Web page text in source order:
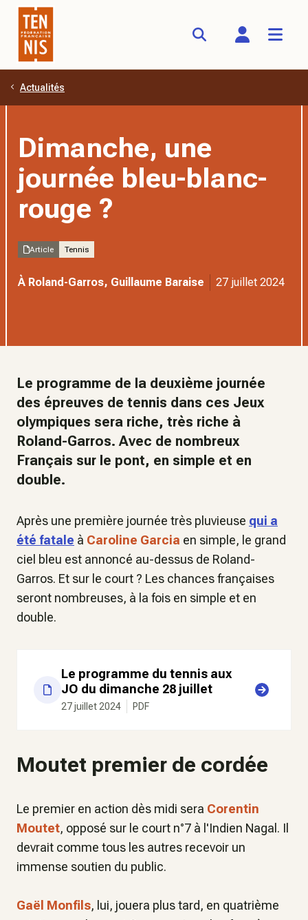
Aller au contenu principal
Actualités
Dimanche, une
journée bleu-blanc-
rouge ?
Article Tennis
À Roland-Garros, Guillaume Baraise 27 juillet 2024
Le programme de la deuxième journée
des épreuves de tennis dans ces Jeux
olympiques sera riche, très riche à
Roland-Garros. Avec de nombreux
Français sur le pont, en simple et en
double.
Après une première journée très pluvieuse qui a
été fatale à Caroline Garcia en simple, le grand
ciel bleu est annoncé au-dessus de Roland-
Garros. Et sur le court ? Les chances françaises
seront nombreuses, à la fois en simple et en
double.
Le programme du tennis aux
JO du dimanche 28 juillet
27 juillet 2024 PDF
Moutet premier de cordée
Le premier en action dès midi sera Corentin
Moutet, opposé sur le court n°7 à l'Indien Nagal. Il
devrait comme tous les autres recevoir un
immense soutien du public.
Gaël Monfils, lui, jouera plus tard, en quatrième